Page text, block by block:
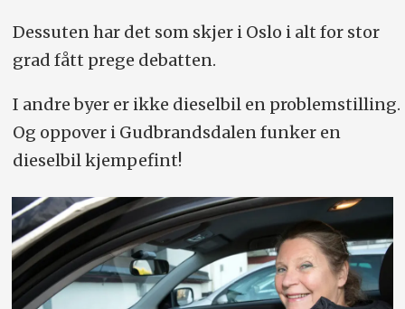
Dessuten har det som skjer i Oslo i alt for stor
grad fått prege debatten.
I andre byer er ikke dieselbil en problemstilling.
Og oppover i Gudbrandsdalen funker en
dieselbil kjempefint!